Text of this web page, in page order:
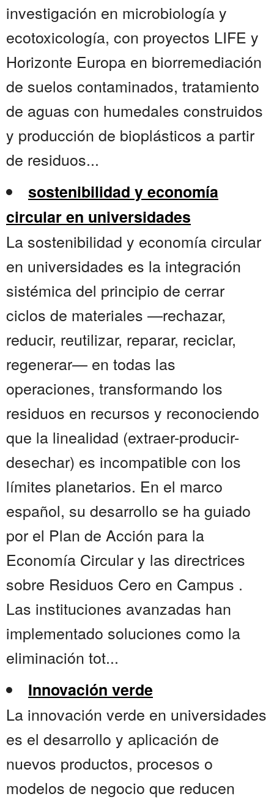
investigación en microbiología y
ecotoxicología, con proyectos LIFE y
Horizonte Europa en biorremediación
de suelos contaminados, tratamiento
de aguas con humedales construidos
y producción de bioplásticos a partir
de residuos...
sostenibilidad y economía
circular en universidades
La sostenibilidad y economía circular
en universidades es la integración
sistémica del principio de cerrar
ciclos de materiales —rechazar,
reducir, reutilizar, reparar, reciclar,
regenerar— en todas las
operaciones, transformando los
residuos en recursos y reconociendo
que la linealidad (extraer-producir-
desechar) es incompatible con los
límites planetarios. En el marco
español, su desarrollo se ha guiado
por el Plan de Acción para la
Economía Circular y las directrices
sobre Residuos Cero en Campus .
Las instituciones avanzadas han
implementado soluciones como la
eliminación tot...
Innovación verde
La innovación verde en universidades
es el desarrollo y aplicación de
nuevos productos, procesos o
modelos de negocio que reducen